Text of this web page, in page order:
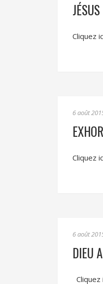
Cliquez
6 août
Cliquez
6 août
DIEU
Cliquez